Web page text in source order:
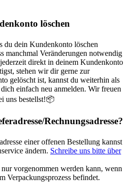
löschen
du dein Kundenkonto löschen
manchmal Veränderungen notwendig
direkt in deinem Kundenkonto
stehen wir dir gerne zur
gelöscht ist, kannst du weiterhin als
einfach neu anmelden. Wir freuen
uns bestellst!📦
Rechnungsadresse?
einer offenen Bestellung kannst
ändern. Schreibe uns bitte über
vorgenommen werden kann, wenn
Verpackungsprozess befindet.